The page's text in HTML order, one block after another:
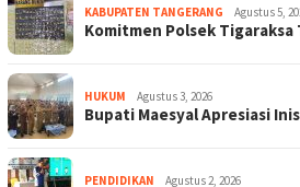
KABUPATEN TANGERANG Agustus 5,
Komitmen Polsek
HUKUM Agustus 3, 2026
Bupati Maesyal Apresiasi
PENDIDIKAN Agustus 2, 2026